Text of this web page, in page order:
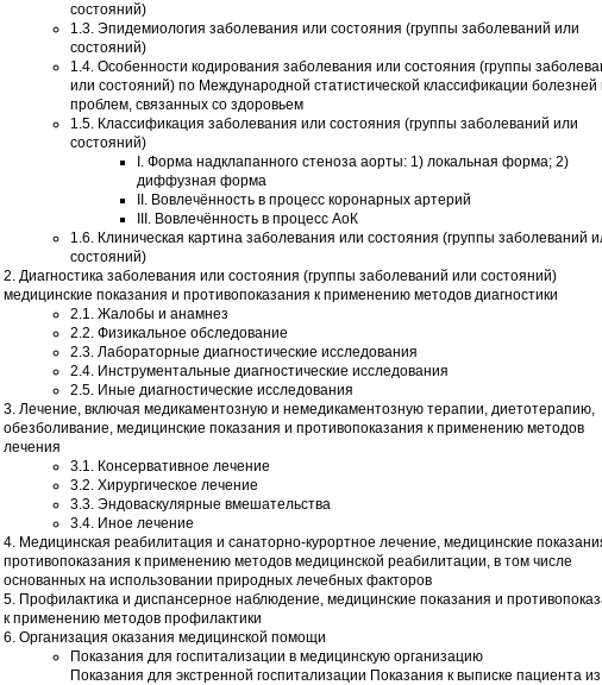
состояний)
1.3. Эпидемиология заболевания или состояния (группы заболеваний или
состояний)
1.4. Особенности кодирования заболевания или состояния (группы
или состояний) по Международной статистической классификации болезней
проблем, связанных со здоровьем
1.5. Классификация заболевания или состояния (группы заболеваний или
состояний)
I. Форма надклапанного стеноза аорты: 1) локальная форма; 2)
диффузная форма
II. Вовлечённость в процесс коронарных артерий
III. Вовлечённость в процесс АоК
1.6. Клиническая картина заболевания или состояния (группы заболеваний
состояний)
2. Диагностика заболевания или состояния (группы заболеваний или состояний)
медицинские показания и противопоказания к применению методов диагностики
2.1. Жалобы и анамнез
2.2. Физикальное обследование
2.3. Лабораторные диагностические исследования
2.4. Инструментальные диагностические исследования
2.5. Иные диагностические исследования
3. Лечение, включая медикаментозную и немедикаментозную терапии, диетотерапию,
обезболивание, медицинские показания и противопоказания к применению методов
лечения
3.1. Консервативное лечение
3.2. Хирургическое лечение
3.3. Эндоваскулярные вмешательства
3.4. Иное лечение
4. Медицинская реабилитация и санаторно-курортное лечение, медицинские
противопоказания к применению методов медицинской реабилитации, в том числе
основанных на использовании природных лечебных факторов
5. Профилактика и диспансерное наблюдение, медицинские показания и
к применению методов профилактики
6. Организация оказания медицинской помощи
Показания для госпитализации в медицинскую организацию
Показания для экстренной госпитализации Показания к выписке пациента из